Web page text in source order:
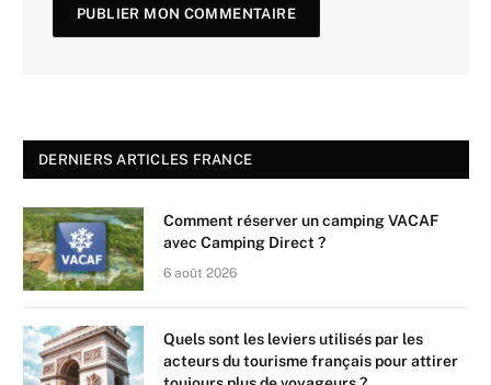
DERNIERS ARTICLES FRANCE
Comment réserver un camping VACAF
avec Camping Direct ?
6 août 2026
Quels sont les leviers utilisés par les
acteurs du tourisme français pour attirer